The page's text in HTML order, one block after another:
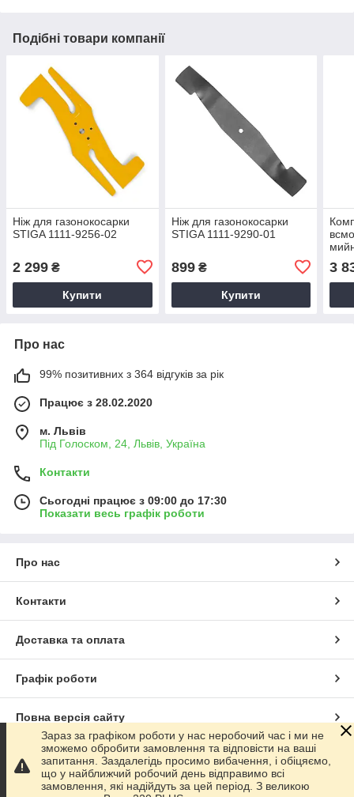
Подібні товари компанії
Ніж для газонокосарки
STIGA 1111-9256-02
2 299 ₴
Купити
Ніж для газонокосарки
STIGA 1111-9290-01
899₴
Купити
3
Про нас
99% позитивних з 364 відгуків за рік
Працює з 28.02.2020
м. Львів
Під Голоском, 24, Львів, Україна
Контакти
Сьогодні працює з 09:00 до 17:30
Показати весь графік роботи
Про нас
Контакти
Доставка та оплата
Графік роботи
Повна версія сайту
Сайт створено на маркетплейсіProm.ua
Зараз за графіком роботи у нас неробочий час і ми не
зможемо обробити замовлення та відповісти на ваші
запитання. Заздалегідь просимо вибачення, і обіцяємо,
що у найближчий робочий день відправимо всі
замовлення, які надійдуть за цей період. З великою